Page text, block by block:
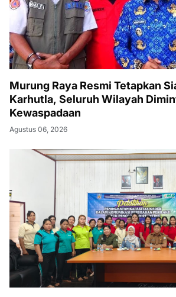
Murung Raya Resmi Tetapkan
Karhutla, Seluruh Wilayah
Kewaspadaan
Agustus 06, 2026